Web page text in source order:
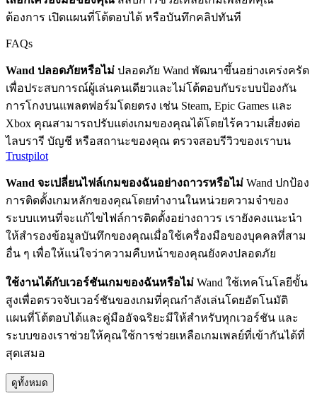
ต้องการ เปิดแผนที่โต้ตอบได้ หรือบันทึกคลิปทันที
FAQs
Wand ปลอดภัยหรือไม่ ปลอดภัย Wand พัฒนาขึ้นอย่างเคร่งครัด
เพื่อประสบการณ์ผู้เล่นคนเดียวและไม่โต้ตอบกับระบบป้องกัน
การโกงบนแพลตฟอร์มโดยตรง เช่น Steam, Epic Games และ
Xbox คุณสามารถปรับแต่งเกมของคุณได้โดยไร้ความเสี่ยงต่อ
ไลบรารี บัญชี หรือสถานะของคุณ ตรวจสอบรีวิวของเราบน
Trustpilot
Wand จะเปลี่ยนไฟล์เกมของฉันอย่างถาวรหรือไม่ Wand ปกป้อง
การติดตั้งเกมหลักของคุณโดยทำงานในหน่วยความจำของ
ระบบแทนที่จะแก้ไขไฟล์การติดตั้งอย่างถาวร เรายังคงแนะนำ
ให้สำรองข้อมูลบันทึกของคุณเมื่อใช้เครื่องมือของบุคคลที่สาม
อื่น ๆ เพื่อให้แน่ใจว่าความคืบหน้าของคุณยังคงปลอดภัย
ใช้งานได้กับเวอร์ชันเกมของฉันหรือไม่ Wand ใช้เทคโนโลยีขั้น
สูงเพื่อตรวจจับเวอร์ชันของเกมที่คุณกำลังเล่นโดยอัตโนมัติ
แผนที่โต้ตอบได้และคู่มืออัจฉริยะมีให้สำหรับทุกเวอร์ชัน และ
ระบบของเราช่วยให้คุณใช้การช่วยเหลือเกมเพลย์ที่เข้ากันได้ที่
สุดเสมอ
ดูทั้งหมด